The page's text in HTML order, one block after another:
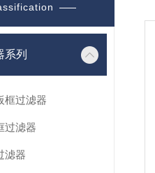
系列
框过滤器
过滤器
滤器